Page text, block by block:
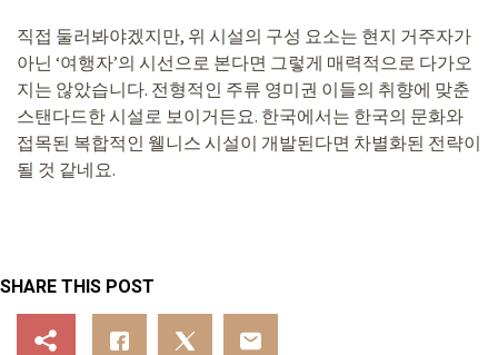
직접 둘러봐야겠지만, 위 시설의 구성 요소는 현지 거주자가
아닌 ‘여행자’의 시선으로 본다면 그렇게 매력적으로 다가오
지는 않았습니다. 전형적인 주류 영미권 이들의 취향에 맞춘
스탠다드한 시설로 보이거든요. 한국에서는 한국의 문화와
접목된 복합적인 웰니스 시설이 개발된다면 차별화된 전략이
될 것 같네요.
SHARE THIS POST